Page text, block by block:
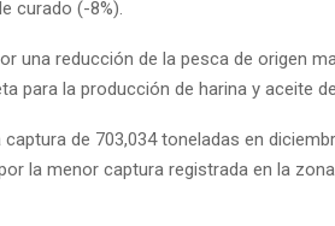
curado (-8%).
una reducción de la pesca de origen
para la producción de harina y aceite
de 703,034 toneladas en
la menor captura registrada en la